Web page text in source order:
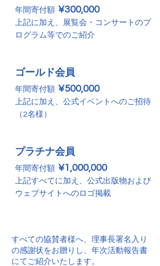
年間寄付額 ¥300,000
上記に加え、展覧会・コンサートのプ
ログラム等でのご紹介
ゴールド会員
年間寄付額 ¥500,000
上記に加え、公式イベントへのご招待
（2名様）
プラチナ会員
年間寄付額 ¥1,000,000
上記すべてに加え、公式出版物および
ウェブサイトへのロゴ掲載
すべての協賛者様へ、理事長署名入り
の感謝状をお贈りし、年次活動報告書
にてご紹介いたします。